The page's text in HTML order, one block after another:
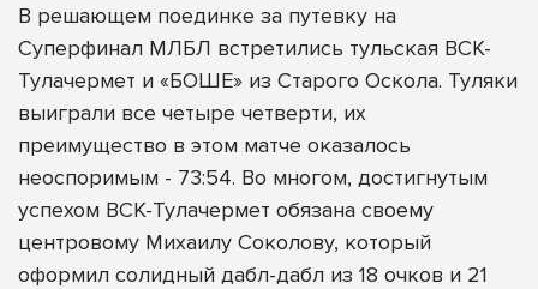
В решающем поединке за путевку на
Суперфинал МЛБЛ встретились тульская ВСК-
Тулачермет и «БОШЕ» из Старого Оскола. Туляки
выиграли все четыре четверти, их
преимущество в этом матче оказалось
неоспоримым - 73:54. Во многом, достигнутым
успехом ВСК-Тулачермет обязана своему
центровому Михаилу Соколову, который
оформил солидный дабл-дабл из 18 очков и 21